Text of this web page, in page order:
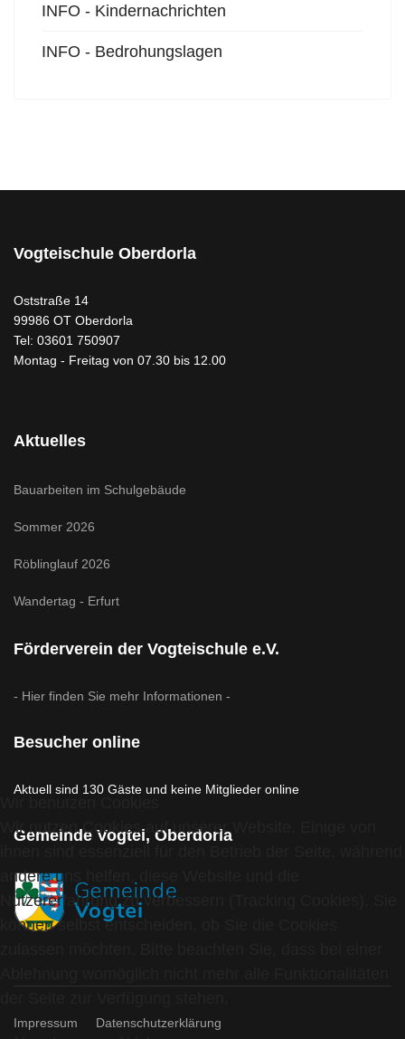
INFO - Kindernachrichten
INFO - Bedrohungslagen
Vogteischule Oberdorla
Oststraße 14
99986 OT Oberdorla
Tel: 03601 750907
Montag - Freitag von 07.30 bis 12.00
Aktuelles
Bauarbeiten im Schulgebäude
Sommer 2026
Röblinglauf 2026
Wandertag - Erfurt
Förderverein der Vogteischule e.V.
- Hier finden Sie mehr Informationen -
Besucher online
Aktuell sind 130 Gäste und keine Mitglieder online
Gemeinde Vogtei, Oberdorla
Impressum Datenschutzerklärung
Wir nutzen Cookies auf unserer Website. Einige von
andere uns helfen, diese Website und die
Nutzererfahrung zu verbessern (Tracking Cookies). Sie
können selbst entscheiden, ob Sie die Cookies